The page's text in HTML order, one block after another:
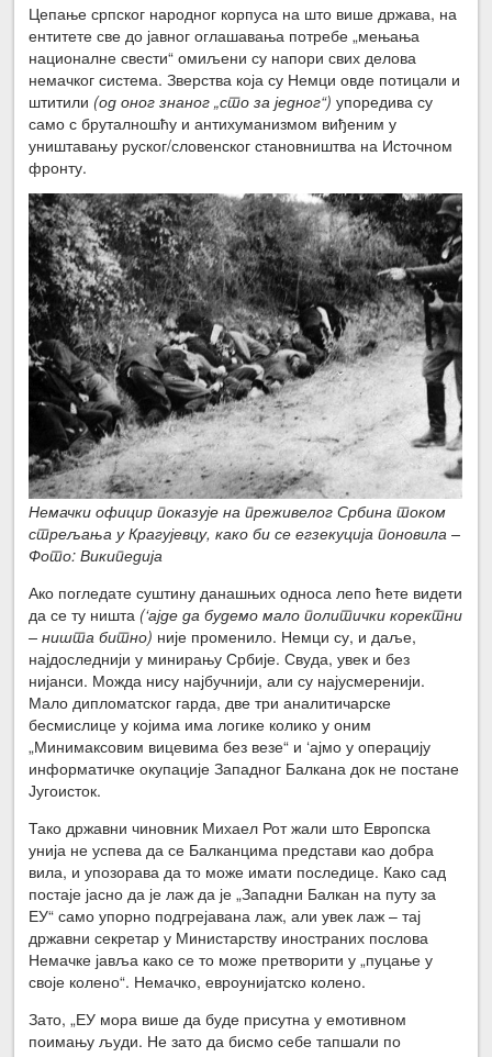
Цепање српског народног корпуса на што више држава, на
ентитете све до јавног оглашавања потребе „мењања
националне свести“ омиљени су напори свих делова
немачког система. Зверства која су Немци овде потицали и
штитили (од оног знаног „сто за једног“)упоредива су
само с бруталношћу и антихуманизмом виђеним у
уништавању руског/словенског становништва на Источном
фронту.
Немачки официр показује на преживелог Србина током
стрељања у Крагујевцу, како би се егзекуција поновила –
Фото: Википедија
Ако погледате суштину данашњих односа лепо ћете видети
да се ту ништа (‘ајде да будемо мало политички коректни
– ништа битно) није променило. Немци су, и даље,
најдоследнији у минирању Србије. Свуда, увек и без
нијанси. Можда нису најбучнији, али су најусмеренији.
Мало дипломатског гарда, две три аналитичарске
бесмислице у којима има логике колико у оним
„Минимаксовим вицевима без везе“ и ‘ајмо у операцију
информатичке окупације Западног Балкана док не постане
Југоисток.
Тако државни чиновник Михаел Рот жали што Европска
унија не успева да се Балканцима представи као добра
вила, и упозорава да то може имати последице. Како сад
постаје јасно да је лаж да је „Западни Балкан на путу за
ЕУ“ само упорно подгрејавана лаж, али увек лаж – тај
државни секретар у Министарству иностраних послова
Немачке јавља како се то може претворити у „пуцање у
своје колено“. Немачко, евроунијатско колено.
Зато, „ЕУ мора више да буде присутна у емотивном
поимању људи. Не зато да бисмо себе тапшали по